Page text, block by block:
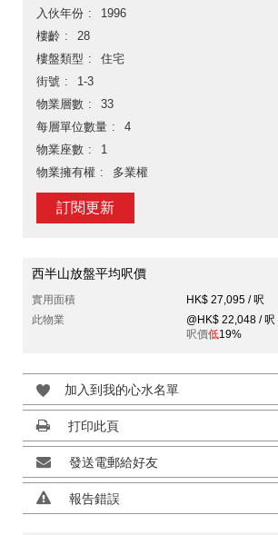
入伙年份
1996
樓齡
28
樓盤類型
住宅
街號
1-3
物業層數
33
每層單位數量
4
物業座數
1
物業擁有權
多業權
訂閱更新
西半山放盤平均呎價
實用面積
HK$ 27,095 / 呎
此物業
@HK$ 22,048 / 呎
呎價低19%
加入到我的心水名單
打印此頁
發送電郵給好友
報告錯誤